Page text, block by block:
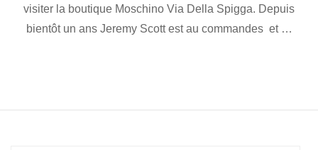
visiter la boutique Moschino Via Della Spigga. Depuis
bientôt un ans Jeremy Scott est au commandes et …